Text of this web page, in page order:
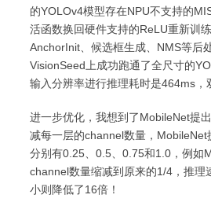
的YOLOv4模型存在NPU不支持的
活函数换回硬件支持的ReLU重新训
AnchorInit、候选框生成、NMS等后
VisionSeed上成功跑通了全尺寸的
输入分辨率进行推理耗时是464ms，
进一步优化，我想到了MobileNet提
减每一层的channel数量，MobileNet
分别有0.25、0.5、0.75和1.0，例如
channel数量缩减到原来的1/4，推理
小则降低了16倍！